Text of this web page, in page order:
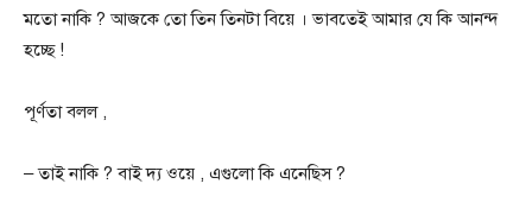
মতো নাকি ? আজকে তো তিন তিনটা বিয়ে । ভাবতেই আমার যে কি আনন্দ
হচ্ছে !
পূর্ণতা বলল ,
– তাই নাকি ? বাই দ্য ওয়ে , এগুলো কি এনেছিস ?